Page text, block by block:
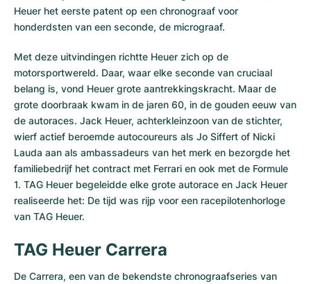
Heuer het eerste patent op een chronograaf voor
honderdsten van een seconde, de micrograaf.
Met deze uitvindingen richtte Heuer zich op de
motorsportwereld. Daar, waar elke seconde van cruciaal
belang is, vond Heuer grote aantrekkingskracht. Maar de
grote doorbraak kwam in de jaren 60, in de gouden eeuw van
de autoraces. Jack Heuer, achterkleinzoon van de stichter,
wierf actief beroemde autocoureurs als Jo Siffert of Nicki
Lauda aan als ambassadeurs van het merk en bezorgde het
familiebedrijf het contract met Ferrari en ook met de Formule
1. TAG Heuer begeleidde elke grote autorace en Jack Heuer
realiseerde het: De tijd was rijp voor een racepilotenhorloge
van TAG Heuer.
TAG Heuer Carrera
De Carrera, een van de bekendste chronograafseries van